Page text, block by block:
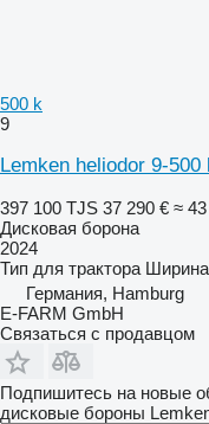
500 k
9
Lemken heliodor 9-500
397 100 TJS 37 290 € ≈
Дисковая борона
2024
Тип для трактора Ширина
Германия, Hamburg
E-FARM GmbH
Связаться с продавцом
Подпишитесь на новые
дисковые бороны